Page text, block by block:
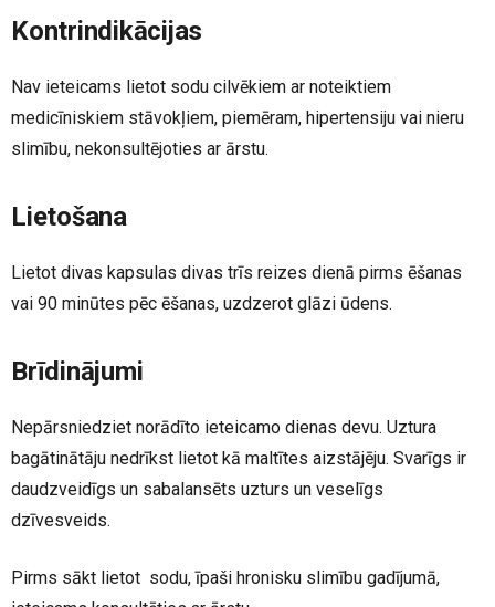
Kontrindikācijas
Nav ieteicams lietot sodu cilvēkiem ar noteiktiem
medicīniskiem stāvokļiem, piemēram, hipertensiju vai nieru
slimību, nekonsultējoties ar ārstu.
Lietošana
Lietot divas kapsulas divas trīs reizes dienā pirms ēšanas
vai 90 minūtes pēc ēšanas, uzdzerot glāzi ūdens.
Brīdinājumi
Nepārsniedziet norādīto ieteicamo dienas devu. Uztura
bagātinātāju nedrīkst lietot kā maltītes aizstājēju. Svarīgs ir
daudzveidīgs un sabalansēts uzturs un veselīgs
dzīvesveids.
Pirms sākt lietot sodu, īpaši hronisku slimību gadījumā,